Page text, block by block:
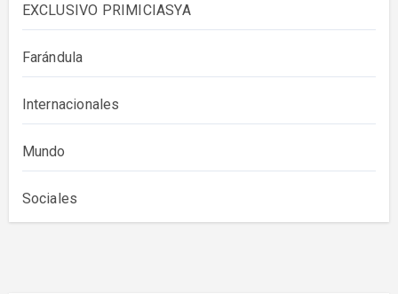
EXCLUSIVO PRIMICIASYA
Farándula
Internacionales
Mundo
Sociales